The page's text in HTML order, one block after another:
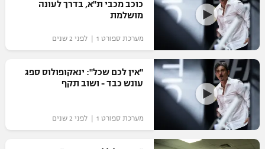
כוכב מכבי ת"א, בדרך לעונה
מושלמת
מערכת ספורט 1 | לפני 2 שנים
"אין לכם שכל": ינאקופולוס ספג
עונש כבד - ושוב תקף
מערכת ספורט 1 | לפני 2 שנים